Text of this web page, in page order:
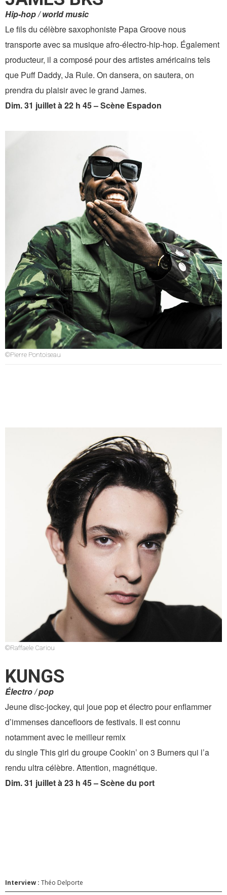
Hip-hop / world music
Le fils du célèbre saxophoniste Papa Groove nous
transporte avec sa musique afro-électro-hip-hop. Également
producteur, il a composé pour des artistes américains tels
que Puff Daddy, Ja Rule. On dansera, on sautera, on
prendra du plaisir avec le grand James.
Dim. 31 juillet à 22 h 45 – Scène Espadon
©Pierre Pontoiseau
©Raffaele Cariou
KUNGS
Électro / pop
Jeune disc-jockey, qui joue pop et électro pour enflammer
d’immenses dancefloors de festivals. Il est connu
notamment avec le meilleur remix
du single This girl du groupe Cookin’ on 3 Burners qui l’a
rendu ultra célèbre. Attention, magnétique.
Dim. 31 juillet à 23 h 45 – Scène du port
Interview : Théo Delporte